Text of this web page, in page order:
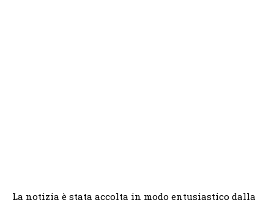
La notizia è stata accolta in modo entusiastico dalla